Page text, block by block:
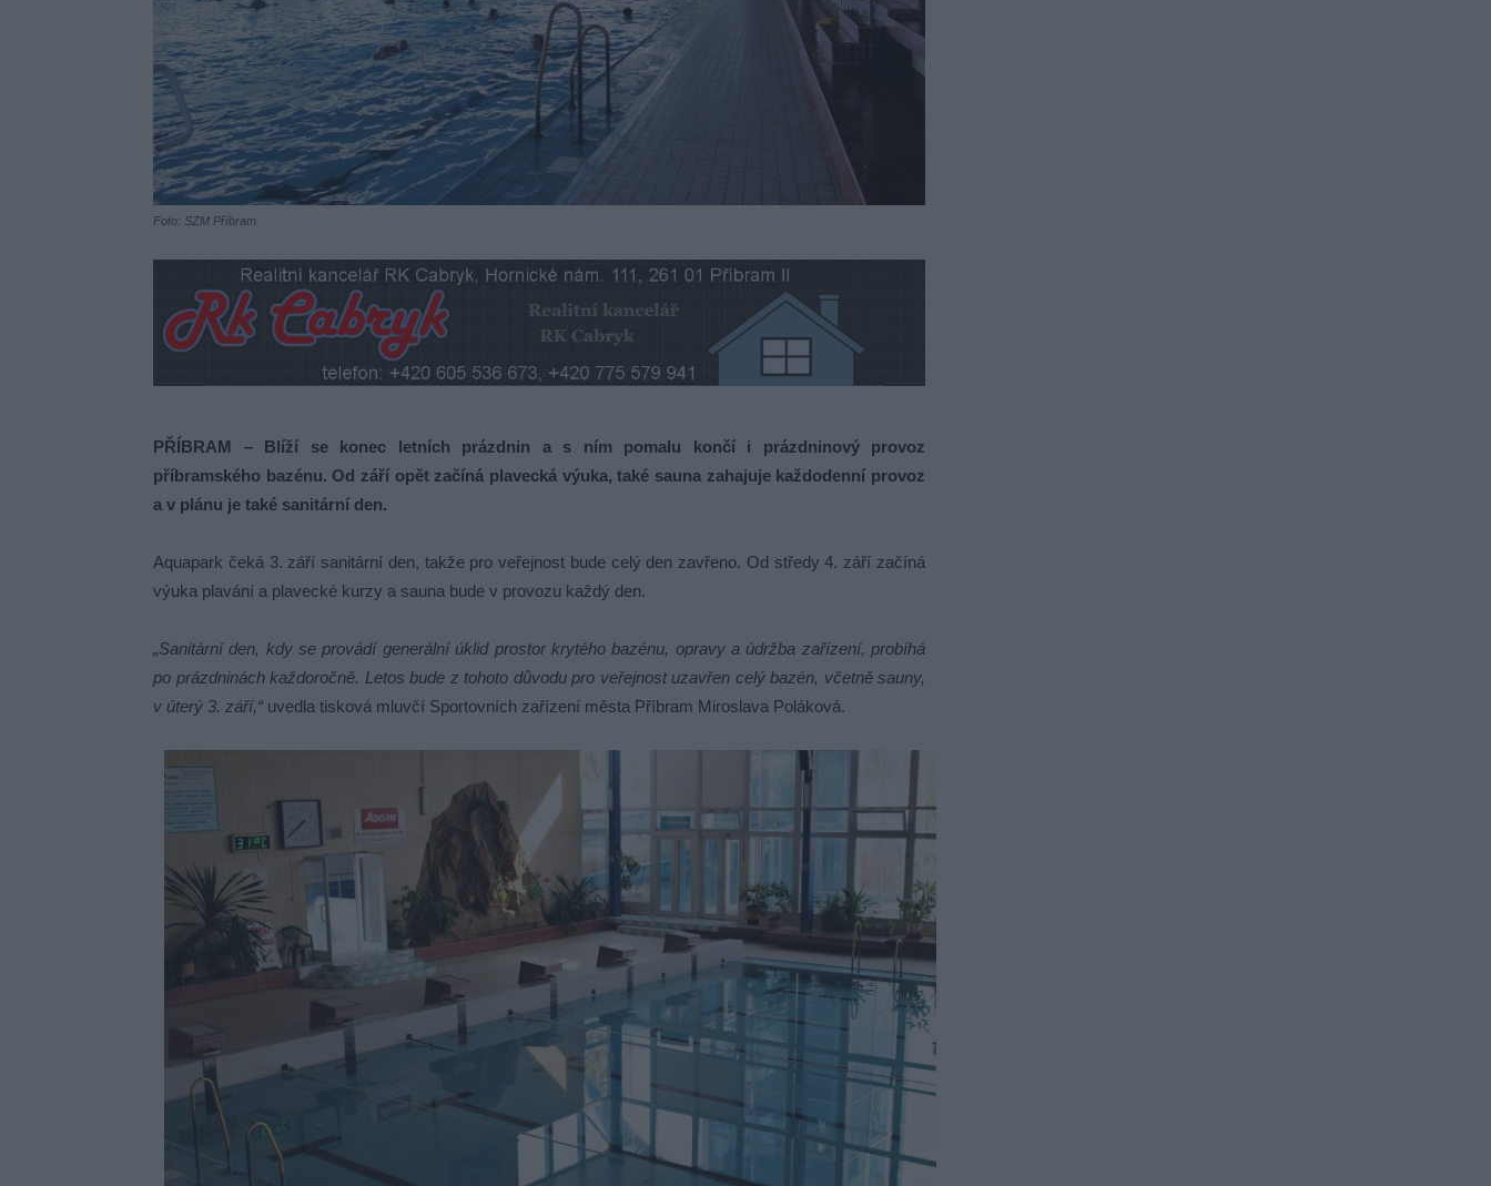
Foto: SZM Příbram
PŘÍBRAM – Blíží se konec letních prázdnin a s ním pomalu končí i prázdninový provoz
příbramského bazénu. Od září opět začíná plavecká výuka, také sauna zahajuje každodenní provoz
a v plánu je také sanitární den.
Aquapark čeká 3. září sanitární den, takže pro veřejnost bude celý den zavřeno. Od středy 4. září začíná
výuka plavání a plavecké kurzy a sauna bude v provozu každý den.
„Sanitární den, kdy se provádí generální úklid prostor krytého bazénu, opravy a údržba zařízení, probíhá
po prázdninách každoročně. Letos bude z tohoto důvodu pro veřejnost uzavřen celý bazén, včetně sauny,
v úterý 3. září,“ uvedla tisková mluvčí Sportovních zařízení města Příbram Miroslava Poláková.